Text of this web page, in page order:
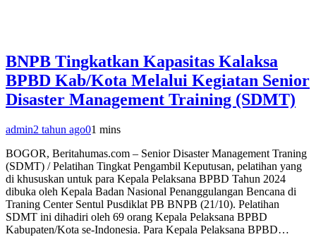
BNPB Tingkatkan Kapasitas Kalaksa
BPBD Kab/Kota Melalui Kegiatan Senior
Disaster Management Training (SDMT)
admin2 tahun ago01 mins
BOGOR, Beritahumas.com – Senior Disaster Management Traning
(SDMT) / Pelatihan Tingkat Pengambil Keputusan, pelatihan yang
di khususkan untuk para Kepala Pelaksana BPBD Tahun 2024
dibuka oleh Kepala Badan Nasional Penanggulangan Bencana di
Traning Center Sentul Pusdiklat PB BNPB (21/10). Pelatihan
SDMT ini dihadiri oleh 69 orang Kepala Pelaksana BPBD
Kabupaten/Kota se-Indonesia. Para Kepala Pelaksana BPBD…